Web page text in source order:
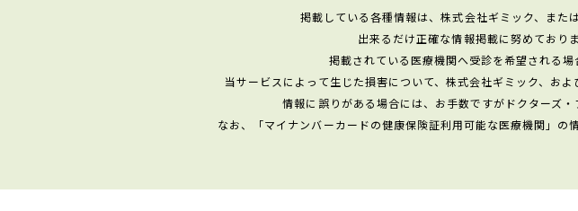
掲載している各種情報は、株式会社ギミック、また
出来るだけ正確な情報掲載に努めており
掲載されている医療機関へ受診を希望される
当サービスによって生じた損害について、株式会社ギミック、お
情報に誤りがある場合には、お手数ですがドクターズ
なお、「マイナンバーカードの健康保険証利用可能な医療機関」の